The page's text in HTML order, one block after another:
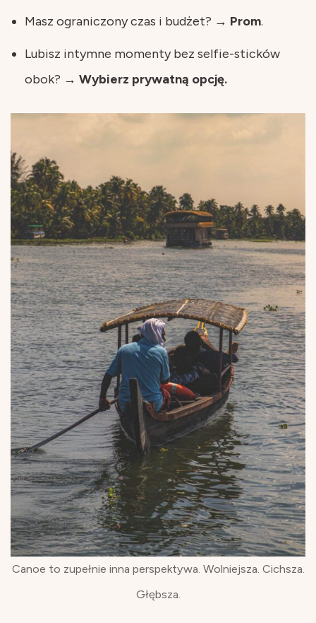
Masz ograniczony czas i budżet? → Prom.
Lubisz intymne momenty bez selfie-sticków
obok? → Wybierz prywatną opcję.
Canoe to zupełnie inna perspektywa. Wolniejsza. Cichsza.
Głębsza.